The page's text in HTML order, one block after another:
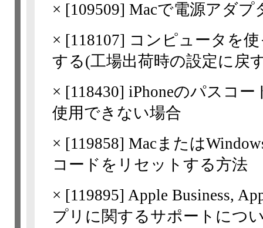
× [109509] Macで電源アダプ
× [118107] コンピュータを使
する(工場出荷時の設定に戻
× [118430] iPhoneのパスコー
使用できない場合
× [119858] Macまたは
コードをリセットする方法
× [119895] Apple Business,
プリに関するサポートにつ